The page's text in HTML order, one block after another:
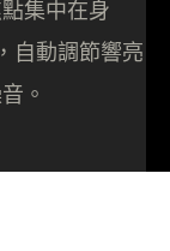
集中在身
自動調節響亮
。